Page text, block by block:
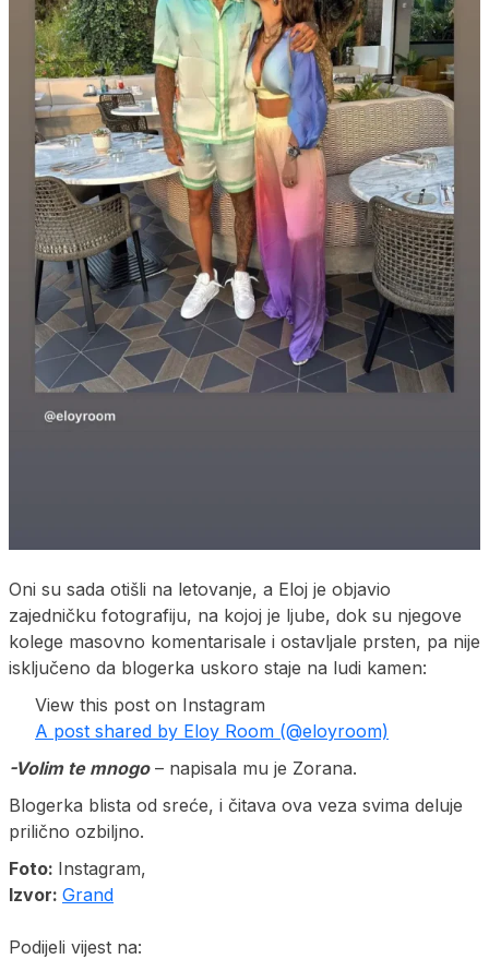
Oni su sada otišli na letovanje, a Eloj je objavio
zajedničku fotografiju, na kojoj je ljube, dok su njegove
kolege masovno komentarisale i ostavljale prsten, pa nije
isključeno da blogerka uskoro staje na ludi kamen:
View this post on Instagram
A post shared by Eloy Room (@eloyroom)
-Volim te mnogo– napisala mu je Zorana.
Blogerka blista od sreće, i čitava ova veza svima deluje
prilično ozbiljno.
Foto: Instagram,
Izvor: Grand
Podijeli vijest na: